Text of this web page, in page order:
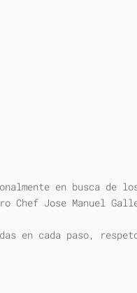
en busca de
Chef Jose Manuel
en cada paso,